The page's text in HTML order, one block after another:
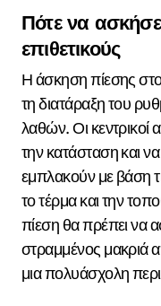
Πότε να
επιθετικούς
Η άσκηση πίεσης
τη διατάραξη του
λαθών. Οι κεντρικοί
την κατάσταση και
εμπλακούν με βάση
το τέρμα και την
πίεση θα πρέπει να
στραμμένος μακριά
μια πολυάσχολη